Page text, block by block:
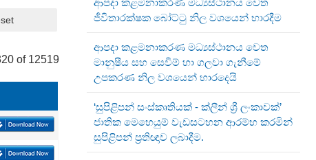
of 12519
ආපදා කළමනාකරණ මධ්‍යස්ථානය වෙත
ජීවිතාරක්ෂක බෝට්ටු නිල වශයෙන් භාරදීම
ආපදා කළමනාකරණ මධ්‍යස්ථානය වෙත
මානුෂීය සහ සෙවීම් හා ගලවා ගැනීමේ
උපකරණ නිල වශයෙන් භාරදෙයි
‘සුපිළිපන් සංස්කෘතියක් - ක්ලීන් ශ්‍රී ලංකාවක්’
ජාතික මෙහෙයුම් වැඩසටහන ආරම්භ කරමින්
සුපිළිපන් ප්‍රතිඥාව ලබාදීම.